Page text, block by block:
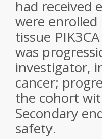
had received
were
tissue PIK3CA
was
investigator,
cancer;
the cohort
Secondary
safety.